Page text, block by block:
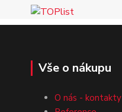
Vše o nákupu
O nás - kontakty